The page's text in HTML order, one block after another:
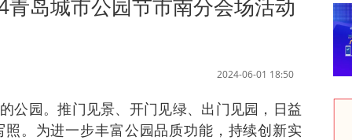
岛城市公园节市南分会场活动
2024-06-01 18:50
公园。推门见景、开门见绿、出门见园，日益
。为进一步丰富公园品质功能，持续创新实